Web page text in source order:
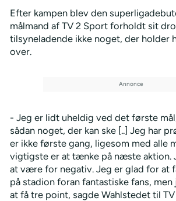
Efter kampen blev den
målmand af TV 2 Sport forholdt sit
tilsyneladende ikke noget, der holder
over.
- Jeg er lidt uheldig ved det første
sådan noget, der kan ske [..] Jeg har
er ikke første gang, ligesom med alle
vigtigste er at tænke på næste aktion.
at være for negativ. Jeg er glad for at
på stadion foran fantastiske fans,
at få tre point, sagde Wahlstedet til